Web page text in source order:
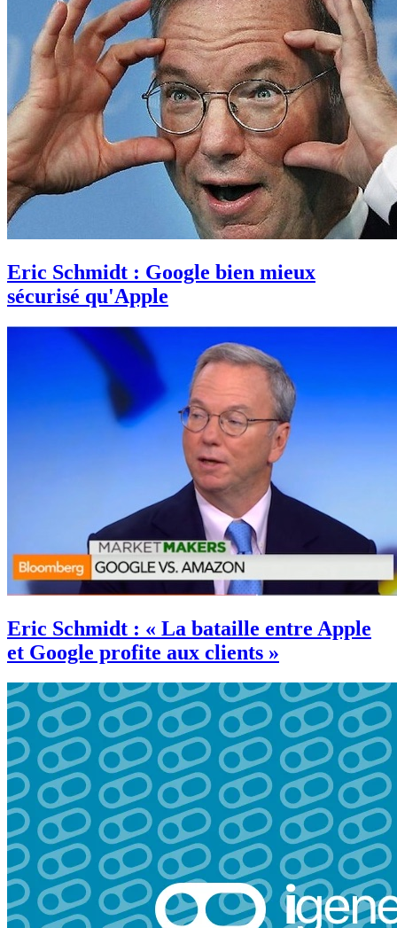
Eric Schmidt : Google bien mieux
sécurisé qu'Apple
Eric Schmidt : « La bataille entre Apple
et Google profite aux clients »